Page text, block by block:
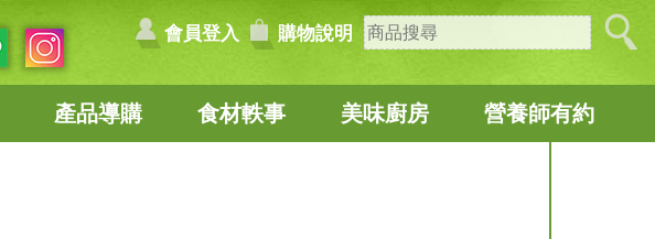
會員登入 購物說明
產品導購 食材軼事 美味廚房 營養師有約